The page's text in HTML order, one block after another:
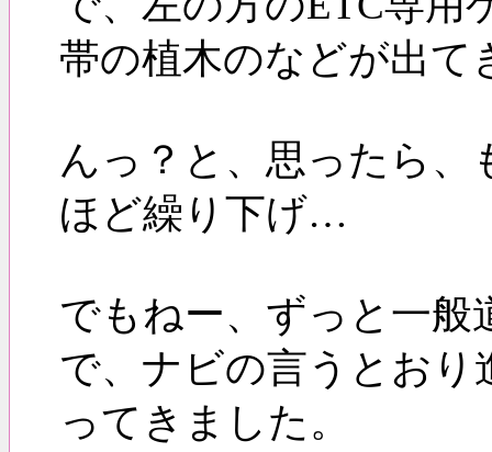
帯の植木のなどが出
んっ？と、思ったら
ほど繰り下げ…
でもねー、ずっと一
で、ナビの言うとお
ってきました。